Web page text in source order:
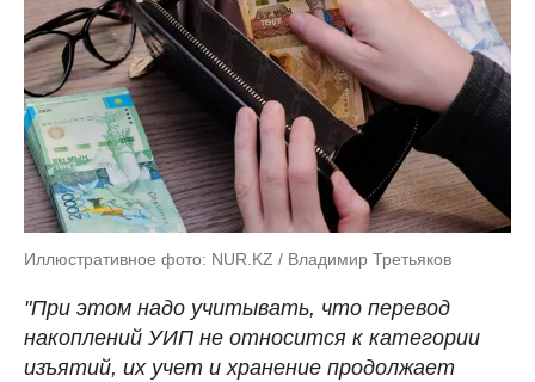
Иллюстративное фото: NUR.KZ / Владимир Третьяков
"При этом надо учитывать, что перевод
накоплений УИП не относится к категории
изъятий, их учет и хранение продолжает